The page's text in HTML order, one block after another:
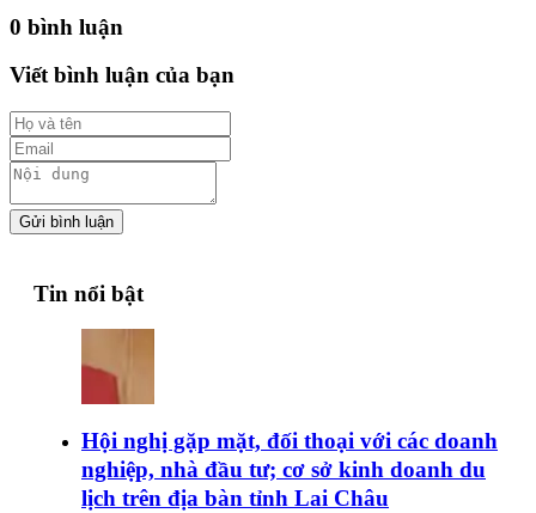
0 bình luận
Viết bình luận của bạn
Gửi bình luận
Tin nổi bật
Hội nghị gặp mặt, đối thoại với các doanh
nghiệp, nhà đầu tư; cơ sở kinh doanh du
lịch trên địa bàn tỉnh Lai Châu